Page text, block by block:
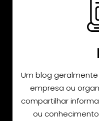
Um blog
empresa ou
compartilhar
ou